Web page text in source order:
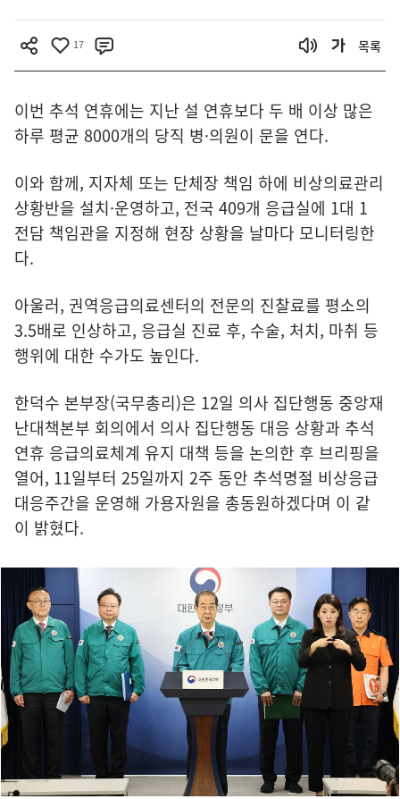
17 목록
이번 추석 연휴에는 지난 설 연휴보다 두 배 이상 많은
하루 평균 8000개의 당직 병·의원이 문을 연다.
이와 함께, 지자체 또는 단체장 책임 하에 비상의료관리
상황반을 설치·운영하고, 전국 409개 응급실에 1대 1
전담 책임관을 지정해 현장 상황을 날마다 모니터링한
다.
아울러, 권역응급의료센터의 전문의 진찰료를 평소의
3.5배로 인상하고, 응급실 진료 후, 수술, 처치, 마취 등
행위에 대한 수가도 높인다.
한덕수 본부장(국무총리)은 12일 의사 집단행동 중앙재
난대책본부 회의에서 의사 집단행동 대응 상황과 추석
연휴 응급의료체계 유지 대책 등을 논의한 후 브리핑을
열어, 11일부터 25일까지 2주 동안 추석명절 비상응급
대응주간을 운영해 가용자원을 총동원하겠다며 이 같
이 밝혔다.